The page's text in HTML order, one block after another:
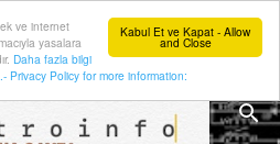
Kabul Et ve Kapat - Allow
and Close
ve internet
yasalara
Daha fazla bilgi
Privacy Policy for more information:
içeriğe atla